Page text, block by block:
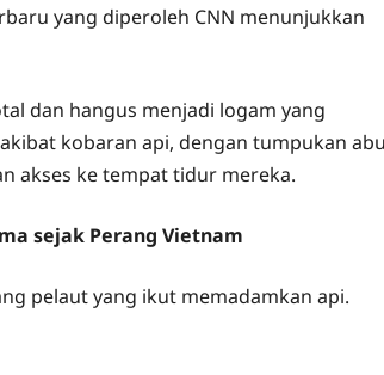
yang diperoleh CNN menunjukkan
dan hangus menjadi logam yang
kobaran api, dengan tumpukan
akses ke tempat tidur mereka.
sejak Perang Vietnam
pelaut yang ikut memadamkan api.